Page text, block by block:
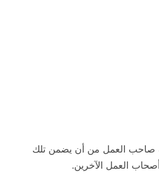
صاحب العمل من أن يضمن تلك
العمل الآخرين.